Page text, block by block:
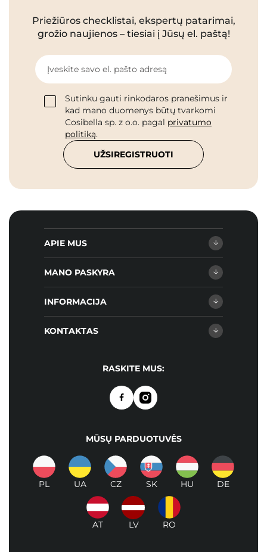
Priežiūros checklistai, ekspertų patarimai,
grožio naujienos – tiesiai į Jūsų el. paštą!
Įveskite savo el. pašto adresą
Sutinku gauti rinkodaros pranešimus ir
kad mano duomenys būtų tvarkomi
Cosibella sp. z o.o. pagal privatumo
politiką.
UŽSIREGISTRUOTI
APIE MUS
MANO PASKYRA
INFORMACIJA
KONTAKTAS
RASKITE MUS:
MŪSŲ PARDUOTUVĖS
PL UA CZ SK HU DE
AT LV RO